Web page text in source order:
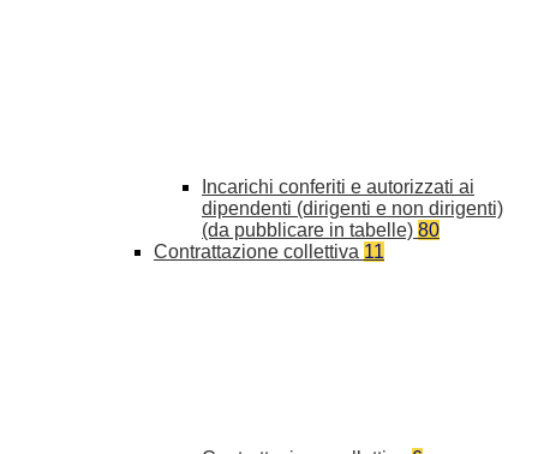
Incarichi conferiti e autorizzati ai
dipendenti (dirigenti e non dirigenti)
(da pubblicare in tabelle) 80
Contrattazione collettiva 11